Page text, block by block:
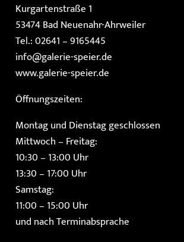
Kurgartenstraße 1
53474 Bad Neuenahr-Ahrweiler
Tel.: 02641 – 9165445
info@galerie-speier.de
www.galerie-speier.de
Öffnungszeiten:
Montag und Dienstag geschlossen
Mittwoch – Freitag:
10:30 – 13:00 Uhr
13:30 – 17:00 Uhr
Samstag:
11:00 – 15:00 Uhr
und nach Terminabsprache